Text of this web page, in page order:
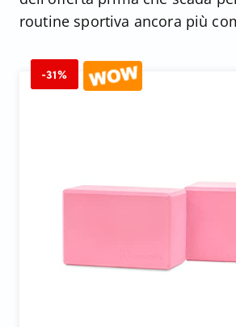
routine sportiva ancora più
-31%